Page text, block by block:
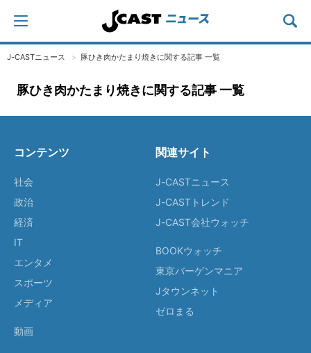
J-CASTニュース 豚ひき肉かたまり焼きに関する記事 一覧
豚ひき肉かたまり焼きに関する記事 一覧
コンテンツ
社会
政治
経済
IT
エンタメ
スポーツ
メディア
動画
関連サイト
J-CASTニュース
J-CASTトレンド
J-CAST会社ウォッチ
BOOKウォッチ
東京バーゲンマニア
Jタウンネット
ゼロまる